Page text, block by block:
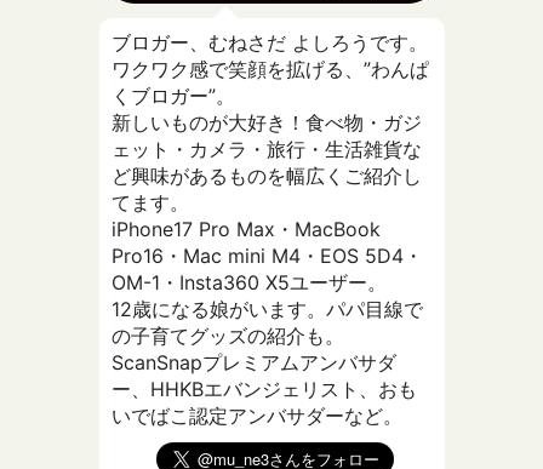
ブロガー、むねさだ よしろうです。
ワクワク感で笑顔を拡げる、”わんぱ
くブロガー”。
新しいものが大好き！食べ物・ガジ
ェット・カメラ・旅行・生活雑貨な
ど興味があるものを幅広くご紹介し
てます。
iPhone17 Pro Max・MacBook
Pro16・Mac mini M4・EOS 5D4・
OM-1・Insta360 X5ユーザー。
12歳になる娘がいます。パパ目線で
の子育てグッズの紹介も。
ScanSnapプレミアムアンバサダ
ー、HHKBエバンジェリスト、おも
いでばこ認定アンバサダーなど。